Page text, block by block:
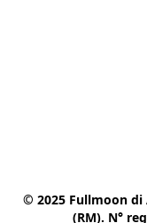
© 2025 Fullmoon di
(RM). N°